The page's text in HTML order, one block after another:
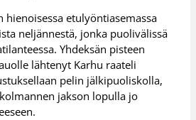
hienoisessa etulyöntiasemassa
neljännestä, jonka puolivälissä
Yhdeksän pisteen
lähtenyt Karhu raateli
pelin jälkipuoliskolla,
jakson lopulla jo